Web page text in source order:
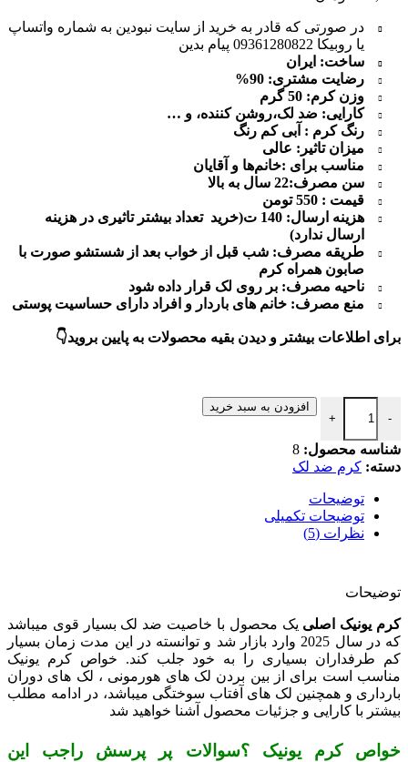
در صورتی که قادر به خرید از سایت نبودین به شماره واتساپ
یا روبیکا 09361280822 پیام بدین
ساخت: ایران
رضایت مشتری: 90%
وزن کرم: 50 گرم
کارایی: ضد لک،روشن کننده، و …
رنگ کرم : آبی کم رنگ
میزان تاثیر: عالی
مناسب برای :خانم‌ها و آقایان
سن مصرف:22 سال به بالا
قیمت : 550 تومن
هزینه ارسال: 140 ت(خرید تعداد بیشتر تاثیری در هزینه
ارسال ندارد)
طریقه مصرف: شب قبل از خواب بعد از شستشو صورت با
صابون همراه کرم
ناحیه مصرف: بر روی لک قرار داده شود
منع مصرف: خانم های باردار و افراد دارای حساسیت پوستی
برای اطلاعات بیشتر و دیدن بقیه محصولات به پایین بروید👇
-
کرم یونیک ضد لک و روشن کننده به شرط اصل عدد
+
افزودن به سبد خرید
شناسه محصول: 8
دسته: کرم ضد لک
توضیحات
توضیحات تکمیلی
نظرات (5)
توضیحات
کرم یونیک اصلی یک محصول با خاصیت ضد لک بسیار قوی میباشد
که در سال 2025 وارد بازار شد و توانسته در این مدت زمان بسیار
کم طرفداران بسیاری را به خود جلب کند. خواص کرم یونیک
مناسب است برای از بین بردن لک های هورمونی ، لک های دوران
بارداری و همچنین لک های آفتاب سوختگی میباشد، در ادامه مطلب
بیشتر با کارایی و جزئیات محصول آشنا خواهید شد
خواص کرم یونیک ؟سوالات پر پرسش راجب این